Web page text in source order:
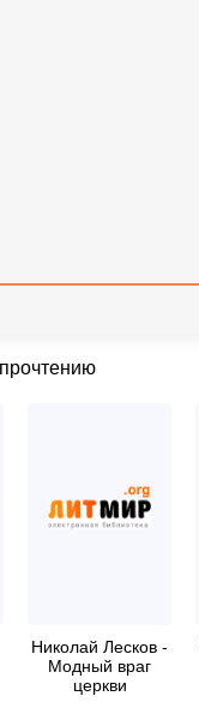
Николай Лесков -
Модный враг
церкви